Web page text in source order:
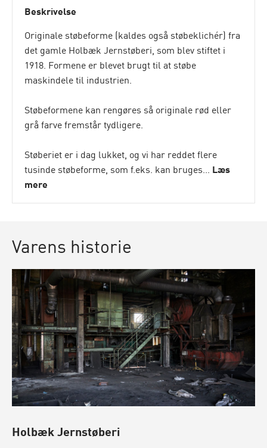
Beskrivelse
Originale støbeforme (kaldes også støbeklichér) fra
det gamle Holbæk Jernstøberi, som blev stiftet i
1918. Formene er blevet brugt til at støbe
maskindele til industrien.
Støbeformene kan rengøres så originale rød eller
grå farve fremstår tydligere.
Støberiet er i dag lukket, og vi har reddet flere
tusinde støbeforme, som f.eks. kan bruges... Læs
mere
Varens historie
Holbæk Jernstøberi